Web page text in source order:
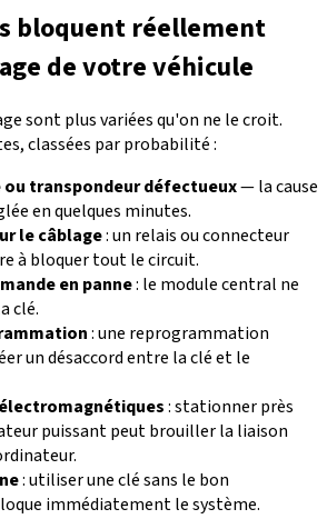
bloquent réellement
de votre véhicule
sont plus variées qu'on ne le croit.
classées par probabilité :
transpondeur défectueux— la cause
en quelques minutes.
le câblage: un relais ou connecteur
à bloquer tout le circuit.
en panne: le module central ne
clé.
: une reprogrammation
un désaccord entre la clé et le
: stationner près
puissant peut brouiller la liaison
: utiliser une clé sans le bon
immédiatement le système.